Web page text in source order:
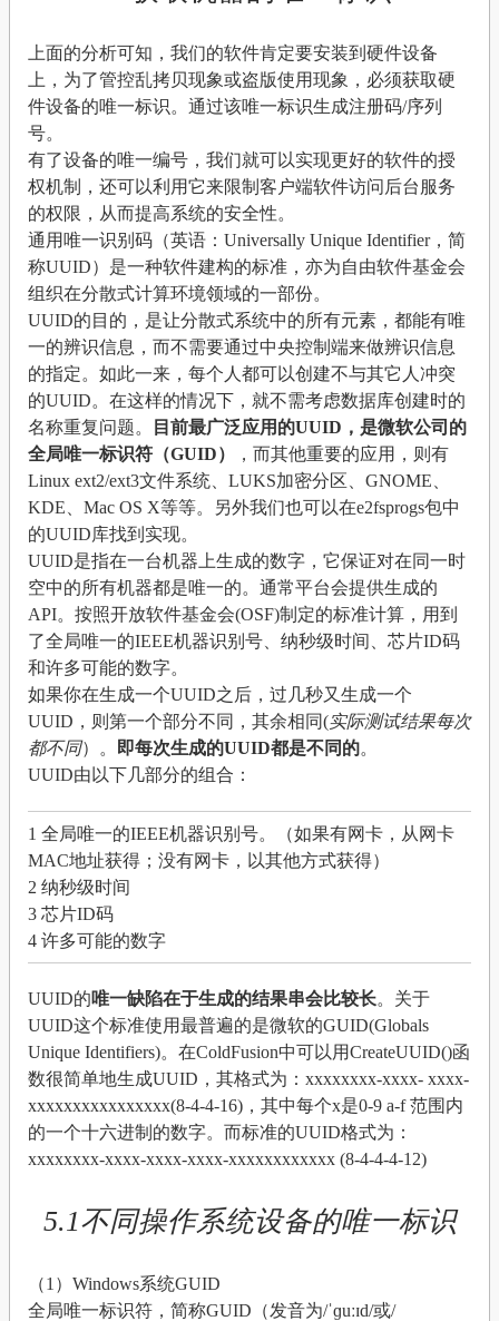
上面的分析可知，我们的软件肯定要安装到硬件设备
上，为了管控乱拷贝现象或盗版使用现象，必须获取硬
件设备的唯一标识。通过该唯一标识生成注册码/序列
号。
有了设备的唯一编号，我们就可以实现更好的软件的授
权机制，还可以利用它来限制客户端软件访问后台服务
的权限，从而提高系统的安全性。
通用唯一识别码（英语：Universally Unique Identifier，简
称UUID）是一种软件建构的标准，亦为自由软件基金会
组织在分散式计算环境领域的一部份。
UUID的目的，是让分散式系统中的所有元素，都能有唯
一的辨识信息，而不需要通过中央控制端来做辨识信息
的指定。如此一来，每个人都可以创建不与其它人冲突
的UUID。在这样的情况下，就不需考虑数据库创建时的
名称重复问题。
目前最广泛应用的UUID，是微软公司的
全局唯一标识符（GUID）
，而其他重要的应用，则有
Linux ext2/ext3文件系统、LUKS加密分区、GNOME、
KDE、Mac OS X等等。另外我们也可以在e2fsprogs包中
的UUID库找到实现。
UUID是指在一台机器上生成的数字，它保证对在同一时
空中的所有机器都是唯一的。通常平台会提供生成的
API。按照开放软件基金会(OSF)制定的标准计算，用到
了全局唯一的IEEE机器识别号、纳秒级时间、芯片ID码
和许多可能的数字。
如果你在生成一个UUID之后，过几秒又生成一个
UUID，则第一个部分不同，其余相同(实际测试结果每次
都不同）。 即每次生成的UUID都是不同的。
UUID由以下几部分的组合：
1 全局唯一的IEEE机器识别号。（如果有网卡，从网卡
MAC地址获得；没有网卡，以其他方式获得）
2 纳秒级时间
3 芯片ID码
4 许多可能的数字
UUID的唯一缺陷在于生成的结果串会比较长。关于
UUID这个标准使用最普遍的是微软的GUID(Globals
Unique Identifiers)。在ColdFusion中可以用CreateUUID()函
数很简单地生成UUID，其格式为：xxxxxxxx-xxxx- xxxx-
xxxxxxxxxxxxxxxx(8-4-4-16)，其中每个x是0-9 a-f 范围内
的一个十六进制的数字。而标准的UUID格式为：
xxxxxxxx-xxxx-xxxx-xxxx-xxxxxxxxxxxx (8-4-4-4-12)
5.1不同操作系统设备的唯一标识
（1）Windows系统GUID
全局唯一标识符，简称GUID（发音为/ˈɡuːɪd/或/